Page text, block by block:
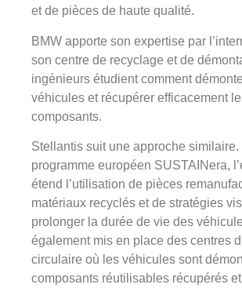
et de pièces de haute qualité.
BMW apporte son expertise par
son centre de recyclage et de
ingénieurs étudient comment
véhicules et récupérer efficacement
composants.
Stellantis suit une approche similaire.
programme européen SUSTAINera,
étend l’utilisation de pièces
matériaux recyclés et de stratégies
prolonger la durée de vie des
également mis en place des centres
circulaire où les véhicules sont
composants réutilisables récupérés